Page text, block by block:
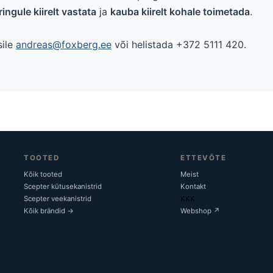
kiirelt vastata ja kauba kiirelt kohale toimetada.
andreas@foxberg.ee või helistada +372 5111 420.
TOOTED
Kõik tooted
Scepter kütusekanistrid
Scepter veekanistrid
Kõik brändid →
ETTEVÕTE
Meist
Kontakt
KKK
Webshop ↗